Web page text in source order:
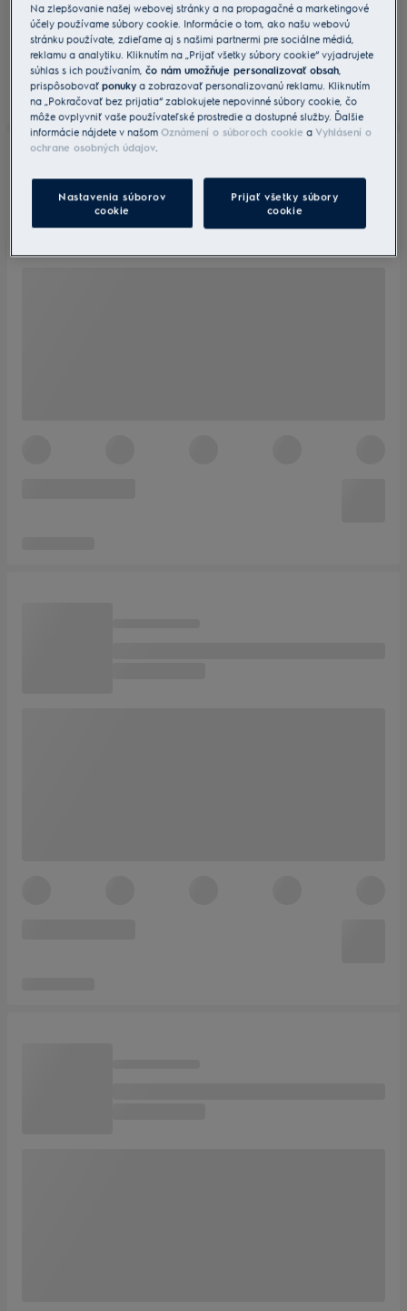
Na zlepšovanie našej webovej stránky a na propagačné a marketingové
účely používame súbory cookie. Informácie o tom, ako našu webovú
stránku používate, zdieľame aj s našimi partnermi pre sociálne médiá,
reklamu a analytiku. Kliknutím na „Prijať všetky súbory cookie“ vyjadrujete
súhlas s ich používaním,čo nám umožňuje personalizovať obsah,
prispôsobovaťponuky a zobrazovať personalizovanú reklamu. Kliknutím
na „Pokračovať bez prijatia“ zablokujete nepovinné súbory cookie, čo
môže ovplyvniť vaše používateľské prostredie a dostupné služby. Ďalšie
informácie nájdete v našomOznámení o súboroch cookie a Vyhlásení o
ochrane osobných údajov.
Nastavenia súborov
cookie
Prijať všetky súbory
cookie